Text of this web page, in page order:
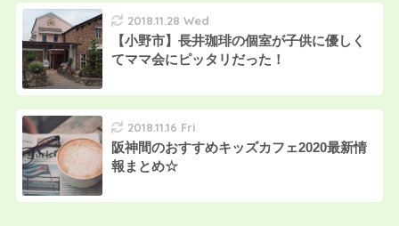
2018.11.28 Wed
【小野市】長井珈琲の個室が子供に優しく
てママ会にピッタリだった！
2018.11.16 Fri
阪神間のおすすめキッズカフェ2020最新情
報まとめ☆